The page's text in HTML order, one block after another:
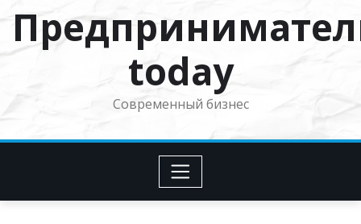
today
Современный бизнес